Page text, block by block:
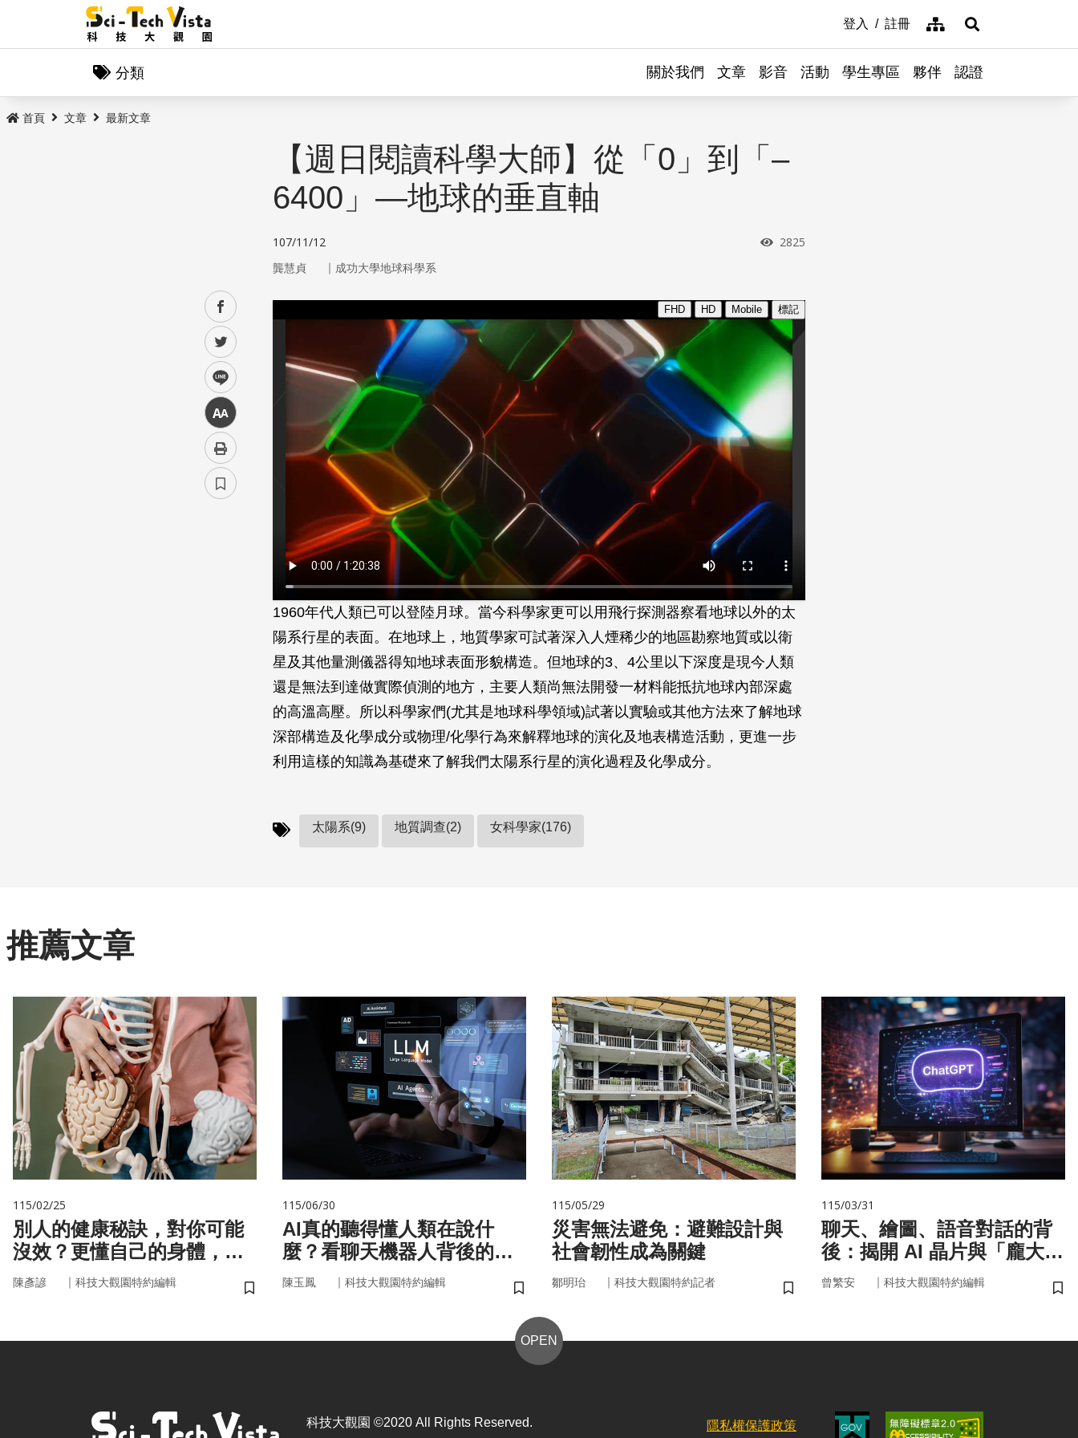
登入 註冊 網站導覽展開搜尋
分類 關於我們 文章 影音 活動 學生專區 夥伴 認證
首頁 文章 最新文章
facebook
twitter
line
中
【週日閱讀科學大師】從「0」到「–
6400」—地球的垂直軸
107/11/12 瀏覽次數
2825
龔慧貞 ｜ 成功大學地球科學系
1960年代人類已可以登陸月球。當今科學家更可以用飛行探測器察看地球以外的太
陽系行星的表面。在地球上，地質學家可試著深入人煙稀少的地區勘察地質或以衛
星及其他量測儀器得知地球表面形貌構造。但地球的3、4公里以下深度是現今人類
還是無法到達做實際偵測的地方，主要人類尚無法開發一材料能抵抗地球內部深處
的高溫高壓。所以科學家們(尤其是地球科學領域)試著以實驗或其他方法來了解地球
深部構造及化學成分或物理/化學行為來解釋地球的演化及地表構造活動，更進一步
利用這樣的知識為基礎來了解我們太陽系行星的演化過程及化學成分。
太陽系(9) 地質調查(2) 女科學家(176)
推薦文章
115/02/25
別人的健康秘訣，對你可能
沒效？更懂自己的身體，才
更能「精準健康」！
陳彥諺 ｜ 科技大觀園特約編輯
儲存書籤
115/06/30
AI真的聽得懂人類在說什
麼？看聊天機器人背後的語
言科技
陳玉鳳 ｜ 科技大觀園特約編輯
儲存書籤
115/05/29
災害無法避免：避難設計與
社會韌性成為關鍵
鄒明珆 ｜ 科技大觀園特約記者
儲存書籤
115/03/31
聊天、繪圖、語音對話的背
後：揭開 AI 晶片與「龐大算
力」的真面目
曾繁安 ｜ 科技大觀園特約編輯
儲
OPEN
科技大觀園 ©2020 All Rights Reserved.
隱私權保護政策